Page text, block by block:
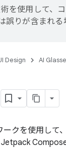
を使用して、
りが含まれる
Design AI
クを使用して